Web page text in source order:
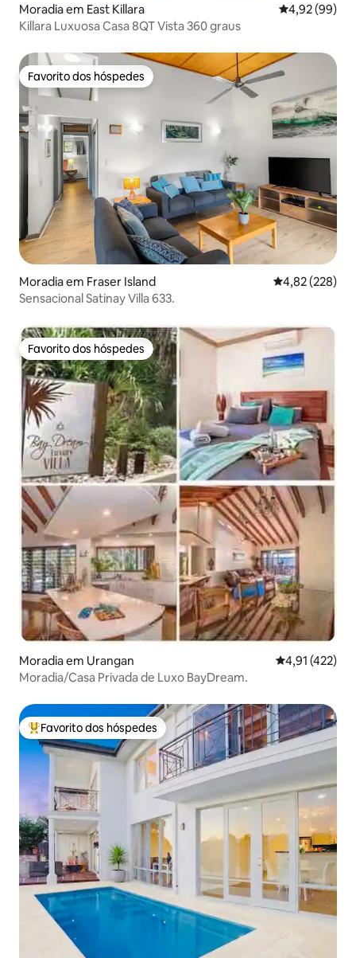
Moradia em East Killara Classificação
4,92 (99)
Killara Luxuosa Casa 8QT Vista 360 graus
Favorito dos hóspedes
Favorito dos hóspedes
Moradia em Fraser Island Classificação
4,82 (228)
Sensacional Satinay Villa 633.
Favorito dos hóspedes
Favorito dos hóspedes
Moradia em Urangan Classificação
4,91 (422)
Moradia/Casa Privada de Luxo BayDream.
Favoritos dos hóspedes mais apreciados
Favorito dos hóspedes